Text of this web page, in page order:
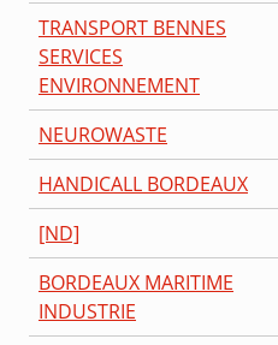
TRANSPORT BENNES
SERVICES
ENVIRONNEMENT
NEUROWASTE
HANDICALL BORDEAUX
[ND]
BORDEAUX MARITIME
INDUSTRIE